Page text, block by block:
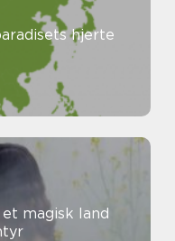
hjerte
magisk land